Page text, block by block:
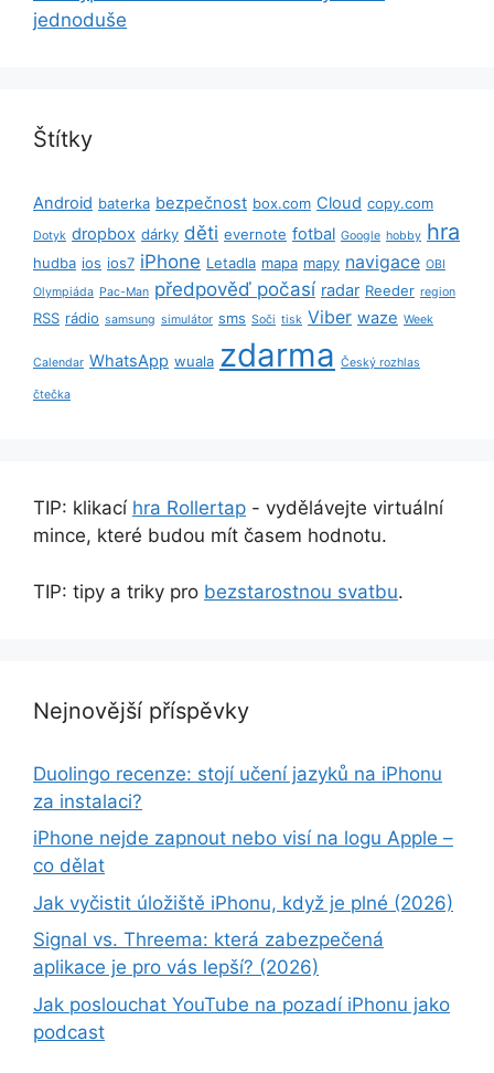
jednoduše
Štítky
Android baterka bezpečnost box.com Cloud copy.com
Dotyk dropbox dárky děti evernote fotbal Google hobby hra
hudba ios ios7 iPhone Letadla mapa mapy navigace OBI
Olympiáda Pac-Man předpověď počasí radar Reeder region
RSS rádio samsung simulátor sms Soči tisk Viber waze Week
Calendar WhatsApp wuala zdarma Český rozhlas
čtečka
TIP: klikací hra Rollertap - vydělávejte virtuální
mince, které budou mít časem hodnotu.
TIP: tipy a triky pro bezstarostnou svatbu.
Nejnovější příspěvky
Duolingo recenze: stojí učení jazyků na iPhonu
za instalaci?
iPhone nejde zapnout nebo visí na logu Apple –
co dělat
Jak vyčistit úložiště iPhonu, když je plné (2026)
Signal vs. Threema: která zabezpečená
aplikace je pro vás lepší? (2026)
Jak poslouchat YouTube na pozadí iPhonu jako
podcast